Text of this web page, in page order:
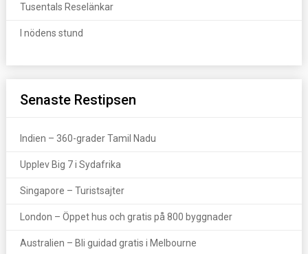
Tusentals Reselänkar
I nödens stund
Senaste Restipsen
Indien – 360-grader Tamil Nadu
Upplev Big 7 i Sydafrika
Singapore – Turistsajter
London – Öppet hus och gratis på 800 byggnader
Australien – Bli guidad gratis i Melbourne